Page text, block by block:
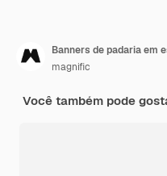
Banners de padaria em
magnific
Você também pode